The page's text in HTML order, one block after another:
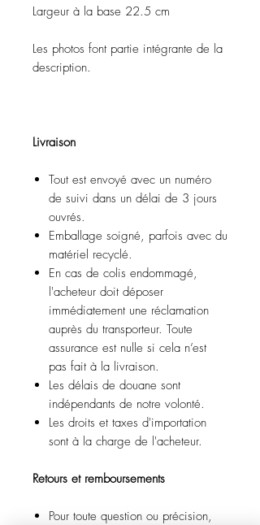
Largeur à la base 22.5 cm
Les photos font partie intégrante de la
description.
Livraison
Tout est envoyé avec un numéro
de suivi dans un délai de 3 jours
ouvrés.
Emballage soigné, parfois avec du
matériel recyclé.
En cas de colis endommagé,
l'acheteur doit déposer
immédiatement une réclamation
auprès du transporteur. Toute
assurance est nulle si cela n’est
pas fait à la livraison.
Les délais de douane sont
indépendants de notre volonté.
Les droits et taxes d'importation
sont à la charge de l'acheteur.
Retours et remboursements
Pour toute question ou précision,